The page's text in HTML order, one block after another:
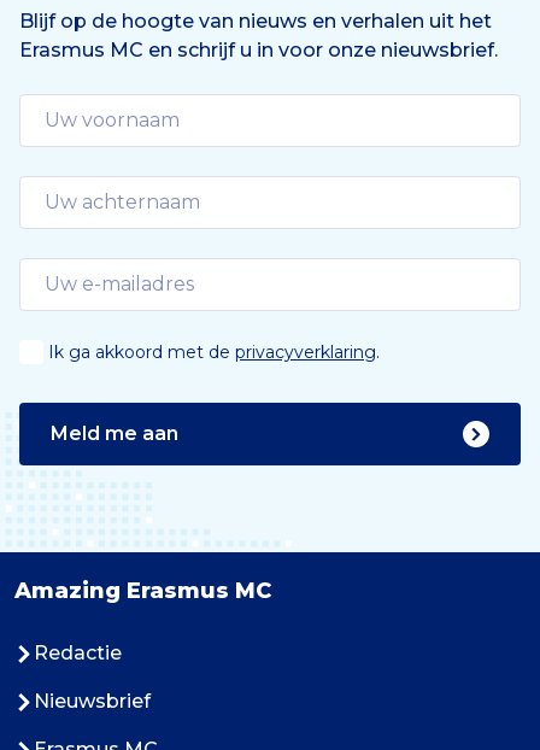
Blijf op de hoogte van nieuws en verhalen uit het
Erasmus MC en schrijf u in voor onze nieuwsbrief.
Ik ga akkoord met de privacyverklaring.
Meld me aan
Amazing Erasmus MC
Redactie
Nieuwsbrief